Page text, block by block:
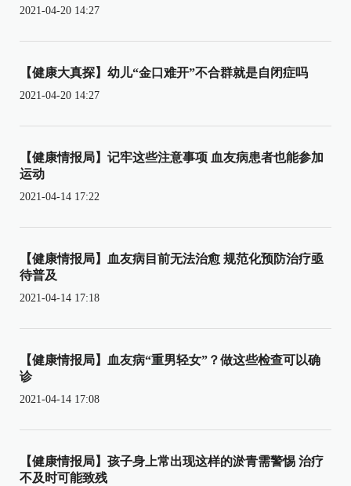
2021-04-20 14:27
【健康大真探】幼儿“金口难开”不合群就是自闭症吗
2021-04-20 14:27
【健康情报局】记牢这些注意事项 血友病患者也能参加
运动
2021-04-14 17:22
【健康情报局】血友病目前无法治愈 规范化预防治疗亟
待普及
2021-04-14 17:18
【健康情报局】血友病“重男轻女”？做这些检查可以确
诊
2021-04-14 17:08
【健康情报局】孩子身上常出现这样的淤青需警惕 治疗
不及时可能致残